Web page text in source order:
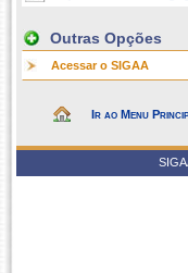
Outras Opções
Acessar o SIGAA
Ir ao Menu